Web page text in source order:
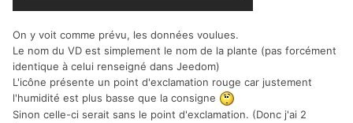
On y voit comme prévu, les données voulues.
Le nom du VD est simplement le nom de la plante (pas forcément
identique à celui renseigné dans Jeedom)
L'icône présente un point d'exclamation rouge car justement
l'humidité est plus basse que la consigne
Sinon celle-ci serait sans le point d'exclamation. (Donc j'ai 2